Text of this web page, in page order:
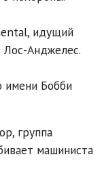
идущий
Анджелес.
имени Бобби
группа
машиниста